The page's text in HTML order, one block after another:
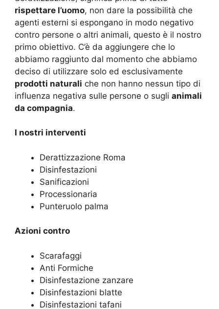
rispettare l’uomo, non dare la possibilità che
agenti esterni si espongano in modo negativo
contro persone o altri animali, questo è il nostro
primo obiettivo. C’è da aggiungere che lo
abbiamo raggiunto dal momento che abbiamo
deciso di utilizzare solo ed esclusivamente
prodotti naturali che non hanno nessun tipo di
influenza negativa sulle persone o sugli animali
da compagnia.
I nostri interventi
Derattizzazione Roma
Disinfestazioni
Sanificazioni
Processionaria
Punteruolo palma
Azioni contro
Scarafaggi
Anti Formiche
Disinfestazione zanzare
Disinfestazioni blatte
Disinfestazioni tafani